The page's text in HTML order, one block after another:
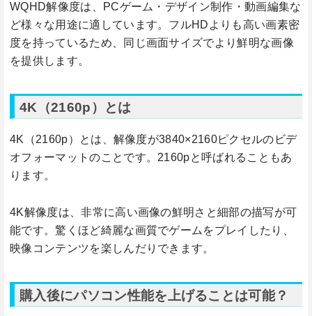
WQHD解像度は、PCゲーム・デザイン制作・動画編集な
ど様々な用途に適しています。フルHDよりも高い画素密
度を持っているため、同じ画面サイズでより鮮明な画像
を提供します。
4K（2160p）とは
4K（2160p）とは、解像度が3840×2160ピクセルのビデ
オフォーマットのことです。2160pと呼ばれることもあ
ります。
4K解像度は、非常に高い画像の鮮明さと細部の描写が可
能です。驚くほど綺麗な画質でゲームをプレイしたり、
映像コンテンツを楽しんだりできます。
購入後にパソコン性能を上げることは可能？